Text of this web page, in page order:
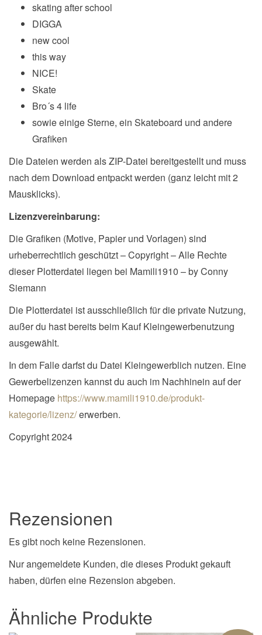
skating after school
DIGGA
new cool
this way
NICE!
Skate
Bro´s 4 life
sowie einige Sterne, ein Skateboard und andere
Grafiken
Die Dateien werden als ZIP-Datei bereitgestellt und muss
nach dem Download entpackt werden (ganz leicht mit 2
Mausklicks).
Lizenzvereinbarung:
Die Grafiken (Motive, Papier und Vorlagen) sind
urheberrechtlich geschützt – Copyright – Alle Rechte
dieser Plotterdatei liegen bei Mamili1910 – by Conny
Siemann
Die Plotterdatei ist ausschließlich für die private Nutzung,
außer du hast bereits beim Kauf Kleingewerbenutzung
ausgewählt.
In dem Falle darfst du Datei Kleingewerblich nutzen. Eine
Gewerbelizenzen kannst du auch im Nachhinein auf der
Homepage https://www.mamili1910.de/produkt-
kategorie/lizenz/erwerben.
Copyright 2024
Rezensionen
Es gibt noch keine Rezensionen.
Nur angemeldete Kunden, die dieses Produkt gekauft
haben, dürfen eine Rezension abgeben.
Ähnliche Produkte